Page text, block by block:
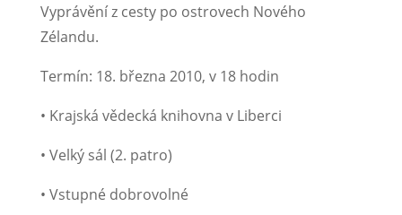
Vyprávění z cesty po ostrovech Nového
Zélandu.
Termín: 18. března 2010, v 18 hodin
• Krajská vědecká knihovna v Liberci
• Velký sál (2. patro)
• Vstupné dobrovolné